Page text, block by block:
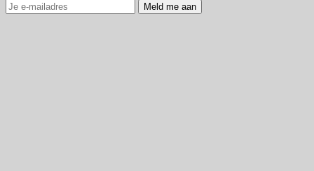
Meld me aan